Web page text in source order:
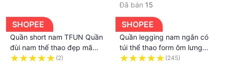
Đã bán 15
SHOPEE
Quần short nam TFUN Quần
đùi nam thể thao đẹp mã
TT21 dáng lửng trơn ngắn
(2)
SHOPEE
Quần legging nam ngắn có
túi thể thao form ôm lưng
thun đùi giữ nhệt bó cơ
(245)